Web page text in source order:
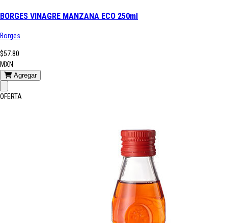
BORGES VINAGRE MANZANA ECO 250ml
Borges
$57.80
MXN
Agregar
OFERTA